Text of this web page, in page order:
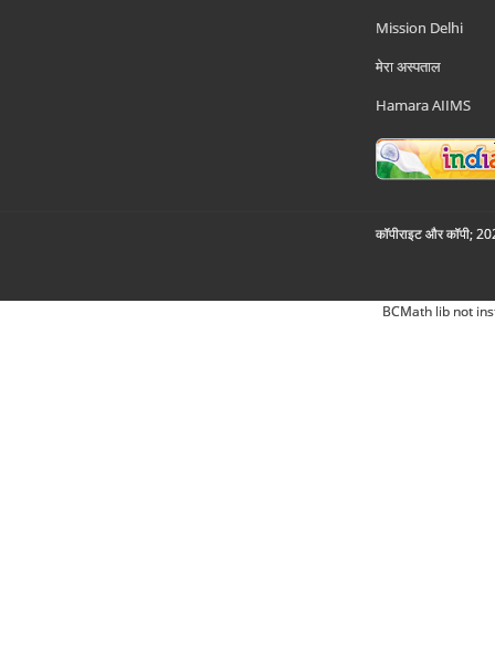
Mission Delhi
मेरा अस्पताल
Hamara AIIMS
कॉपीराइट और कॉपी;
BCMath lib not